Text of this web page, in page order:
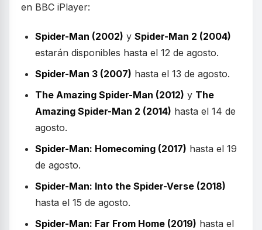
en BBC iPlayer:
Spider-Man (2002) y Spider-Man 2 (2004)
estarán disponibles hasta el 12 de agosto.
Spider-Man 3 (2007) hasta el 13 de agosto.
The Amazing Spider-Man (2012) y The
Amazing Spider-Man 2 (2014) hasta el 14 de
agosto.
Spider-Man: Homecoming (2017) hasta el 19
de agosto.
Spider-Man: Into the Spider-Verse (2018)
hasta el 15 de agosto.
Spider-Man: Far From Home (2019) hasta el